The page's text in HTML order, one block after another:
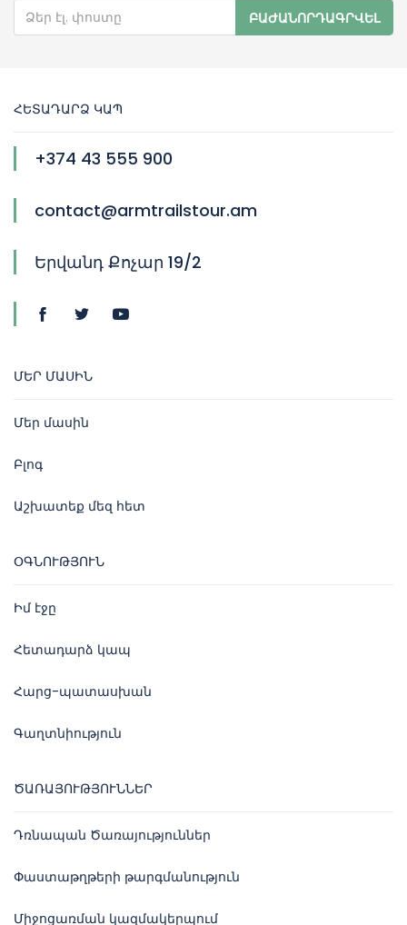
ԲԱԺԱՆՈՐԴԱԳՐՎԵԼ
ՀԵՏԱԴԱՐՁ ԿԱՊ
+374 43 555 900
contact@armtrailstour.am
Երվանդ Քոչար 19/2
ՄԵՐ ՄԱՍԻՆ
Մեր մասին
Բլոգ
Աշխատեք մեզ հետ
ՕԳՆՈՒԹՅՈՒՆ
Իմ էջը
Հետադարձ կապ
Հարց-պատասխան
Գաղտնիություն
ԾԱՌԱՅՈՒԹՅՈՒՆՆԵՐ
Դռնապան Ծառայություններ
Փաստաթղթերի թարգմանություն
Միջոցառման կազմակերպում